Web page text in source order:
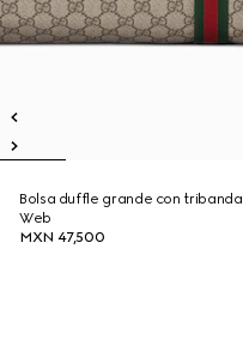
Bolsa duffle grande con tribanda
Web
MXN 47,500